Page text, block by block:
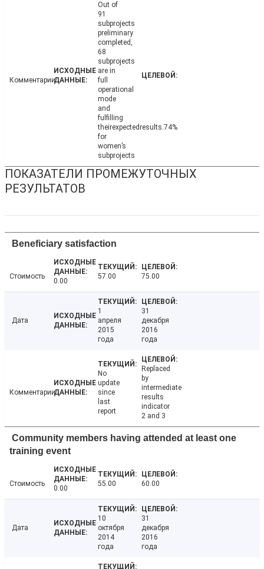
Комментарии
Out of
91
subprojects
preliminary
completed,
68
subprojects
are in
full
operational
mode
and
fulfilling
theirexpectedresults.74%
for
women’s
subprojects
ПОКАЗАТЕЛИ ПРОМЕЖУТОЧНЫХ
РЕЗУЛЬТАТОВ
Beneficiary satisfaction
Стоимость
0.00
57.00 75.00
Дата
1
апреля
2015
года
31
декабря
2016
года
Комментарии
No
update
since
last
report
Replaced
by
intermediate
results
indicator
2 and 3
Community members having attended at least one
training event
Стоимость
0.00
55.00 60.00
Дата
10
октября
2014
года
31
декабря
2016
года